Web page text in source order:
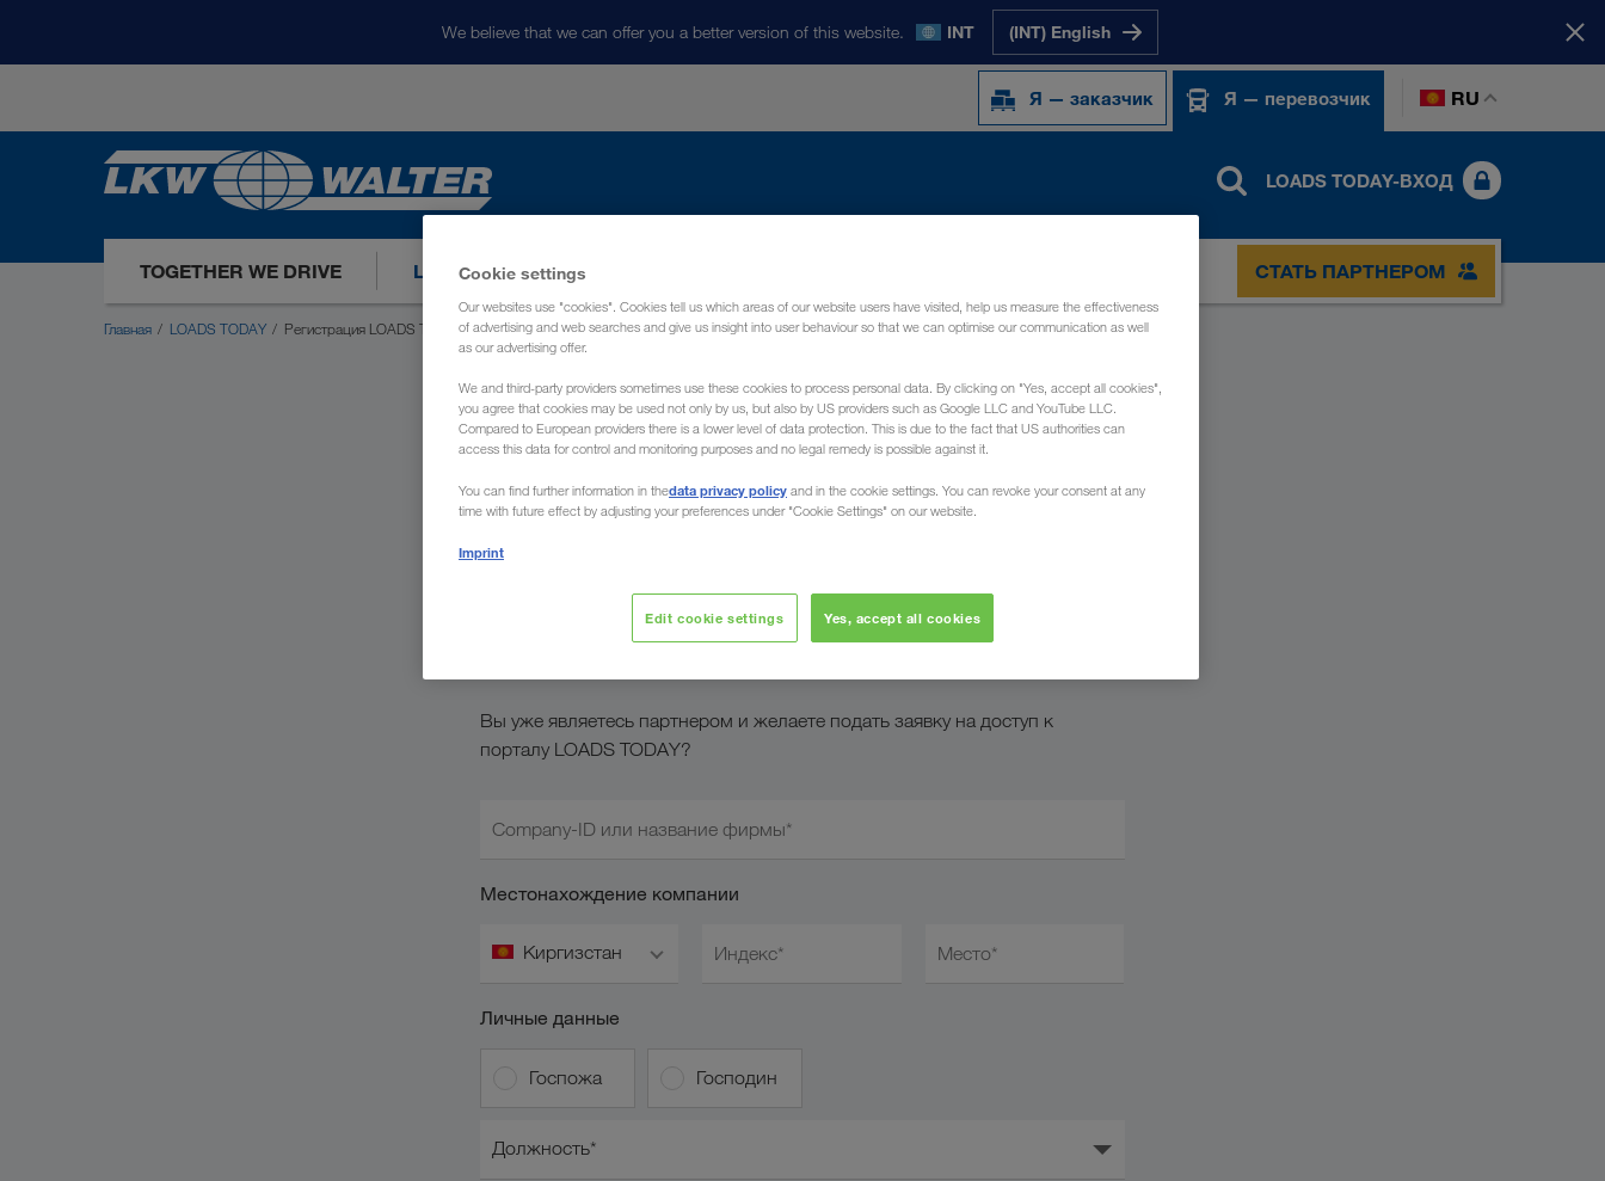
We believe that we can offer you a better version of this website. INT (INT) English
Я — заказчик Я — перевозчик RU
LOADS TODAY-ВХОД
TOGETHER WE DRIVE LOADS TODAY СТАТЬ ПАРТНЕРОМ
Главная LOADS TODAY Регистрация LOADS TODAY
Подать заявку на
регистрацию на
портале LOADS TODAY
Вы уже являетесь партнером и желаете подать заявку на доступ к
порталу LOADS TODAY?
Company-ID или название фирмы*
Местонахождение компании
Киргизстан Индекс* Место*
Личные данные
Госпожа Господин
Должность*
Cookie settings
Our websites use "cookies". Cookies tell us which areas of our website users have visited, help us measure the effectiveness
of advertising and web searches and give us insight into user behaviour so that we can optimise our communication as well
as our advertising offer.
We and third-party providers sometimes use these cookies to process personal data. By clicking on "Yes, accept all cookies",
you agree that cookies may be used not only by us, but also by US providers such as Google LLC and YouTube LLC.
Compared to European providers there is a lower level of data protection. This is due to the fact that US authorities can
access this data for control and monitoring purposes and no legal remedy is possible against it.
You can find further information in thedata privacy policy and in the cookie settings. You can revoke your consent at any
time with future effect by adjusting your preferences under "Cookie Settings" on our website.
Imprint
Edit cookie settings Yes, accept all cookies